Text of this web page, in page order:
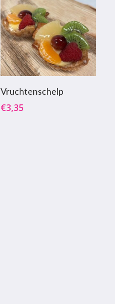
Toevoegen Aan
Winkelwagen
Vruchtenschelp
€3,35